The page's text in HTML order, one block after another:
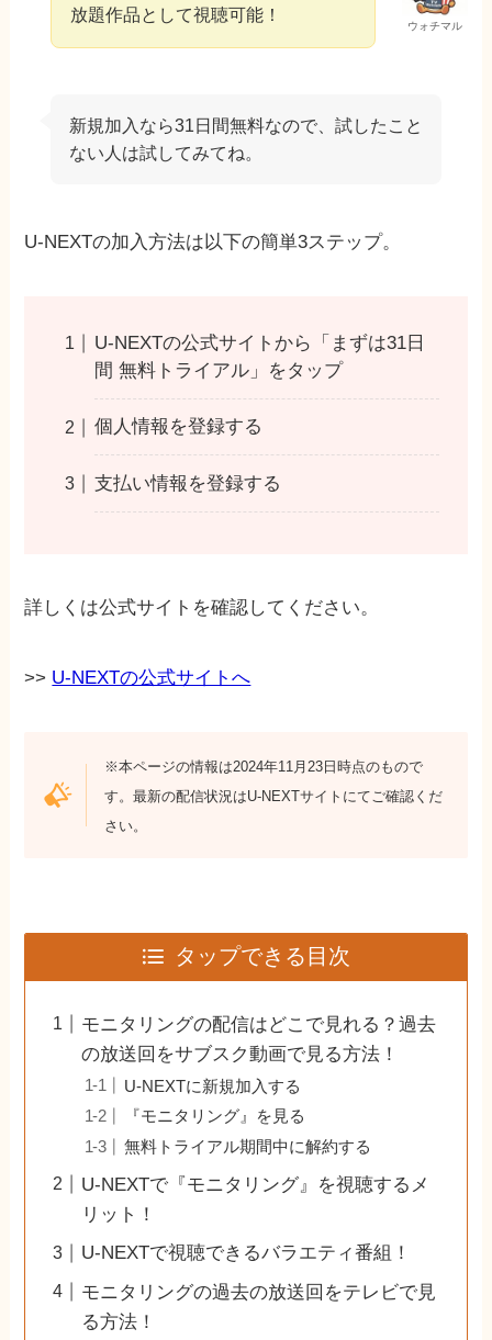
ウォチマル
放題作品として視聴可能！
新規加入なら31日間無料なので、試したこと
ない人は試してみてね。
U-NEXTの加入方法は以下の簡単3ステップ。
U-NEXTの公式サイトから「まずは31日
間 無料トライアル」をタップ
個人情報を登録する
支払い情報を登録する
詳しくは公式サイトを確認してください。
>> U-NEXTの公式サイトへ
※本ページの情報は2024年11月23日時点のもので
す。最新の配信状況はU-NEXTサイトにてご確認くだ
さい。
タップできる目次
モニタリングの配信はどこで見れる？過去
の放送回をサブスク動画で見る方法！
U-NEXTに新規加入する
『モニタリング』を見る
無料トライアル期間中に解約する
U-NEXTで『モニタリング』を視聴するメ
リット！
U-NEXTで視聴できるバラエティ番組！
モニタリングの過去の放送回をテレビで見
る方法！